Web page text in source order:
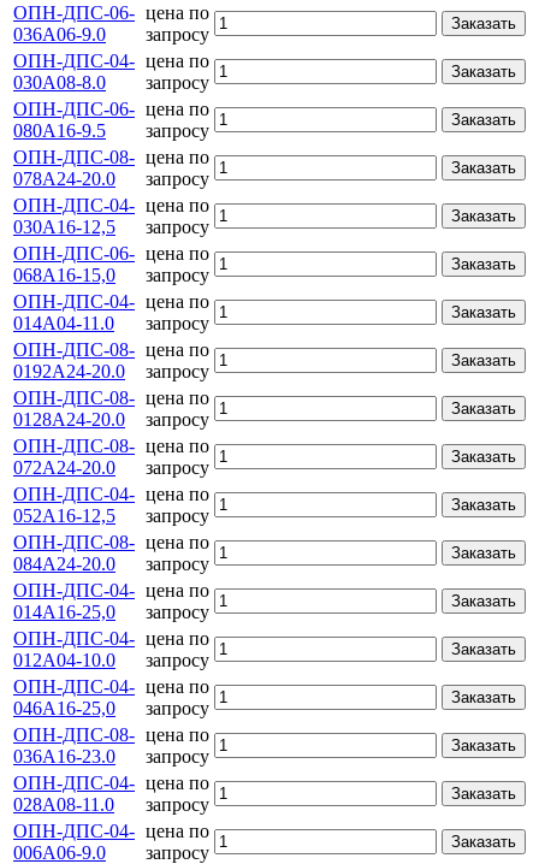
ОПН-ДПС-06-
036А06-9.0
цена по
запросу
Заказать
ОПН-ДПС-04-
030А08-8.0
цена по
запросу
Заказать
ОПН-ДПС-06-
080А16-9.5
цена по
запросу
Заказать
ОПН-ДПС-08-
078А24-20.0
цена по
запросу
Заказать
ОПН-ДПС-04-
030А16-12,5
цена по
запросу
Заказать
ОПН-ДПС-06-
068А16-15,0
цена по
запросу
Заказать
ОПН-ДПС-04-
014А04-11.0
цена по
запросу
Заказать
ОПН-ДПС-08-
0192А24-20.0
цена по
запросу
Заказать
ОПН-ДПС-08-
0128А24-20.0
цена по
запросу
Заказать
ОПН-ДПС-08-
072А24-20.0
цена по
запросу
Заказать
ОПН-ДПС-04-
052А16-12,5
цена по
запросу
Заказать
ОПН-ДПС-08-
084А24-20.0
цена по
запросу
Заказать
ОПН-ДПС-04-
014А16-25,0
цена по
запросу
Заказать
ОПН-ДПС-04-
012А04-10.0
цена по
запросу
Заказать
ОПН-ДПС-04-
046А16-25,0
цена по
запросу
Заказать
ОПН-ДПС-08-
036А16-23.0
цена по
запросу
Заказать
ОПН-ДПС-04-
028А08-11.0
цена по
запросу
Заказать
ОПН-ДПС-04-
006А06-9.0
цена по
запросу
Заказать